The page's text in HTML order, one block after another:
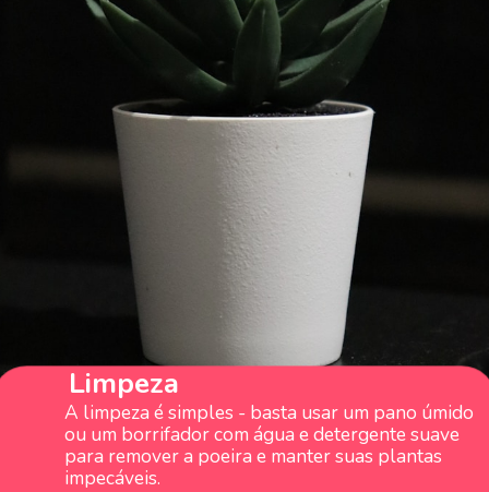
Limpeza
A limpeza é simples - basta usar um pano úmido
ou um borrifador com água e detergente suave
para remover a poeira e manter suas plantas
impecáveis.